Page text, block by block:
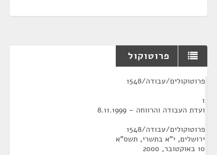
פרוטוקול
פרוטוקולים/עבודה/1548
1
ועדת העבודה והרווחה – 8.11.1999
פרוטוקולים/עבודה/1548
ירושלים, י"א בתשרי, תשס"א
10 באוקטובר, 2000